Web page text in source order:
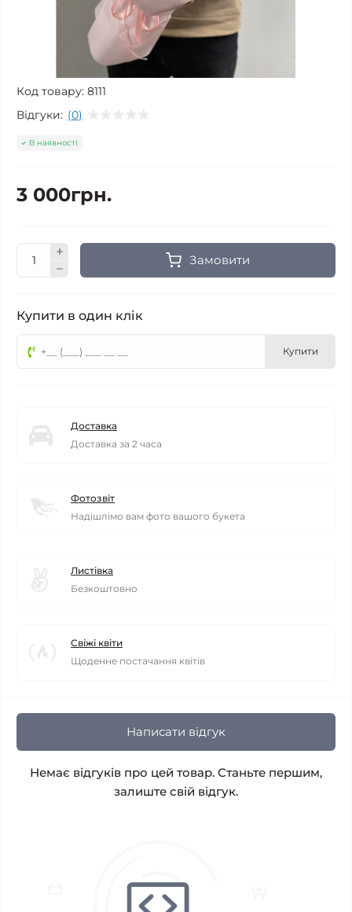
Код товару: 8111
Відгуки: (0)
В наявності
3 000грн.
Замовити
Купити в один клік
Купити
Доставка
Доставка за 2 часа
Фотозвіт
Надішлімо вам фото вашого букета
Листівка
Безкоштовно
Свіжі квіти
Щоденне постачання квітів
Написати відгук
Немає відгуків про цей товар. Станьте першим,
залиште свій відгук.